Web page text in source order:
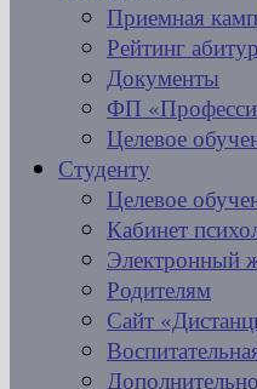
Приемная
Рейтинг
Документы
ФП
Целевое
Студенту
Целевое
Кабинет
Электронный
Родителям
Сайт